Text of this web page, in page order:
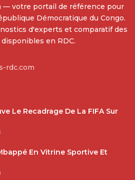
— votre portail de référence pour
Démocratique du Congo.
d'experts et comparatif des
en RDC.
rdc.com
Le Recadrage De La FIFA Sur
En Vitrine Sportive Et